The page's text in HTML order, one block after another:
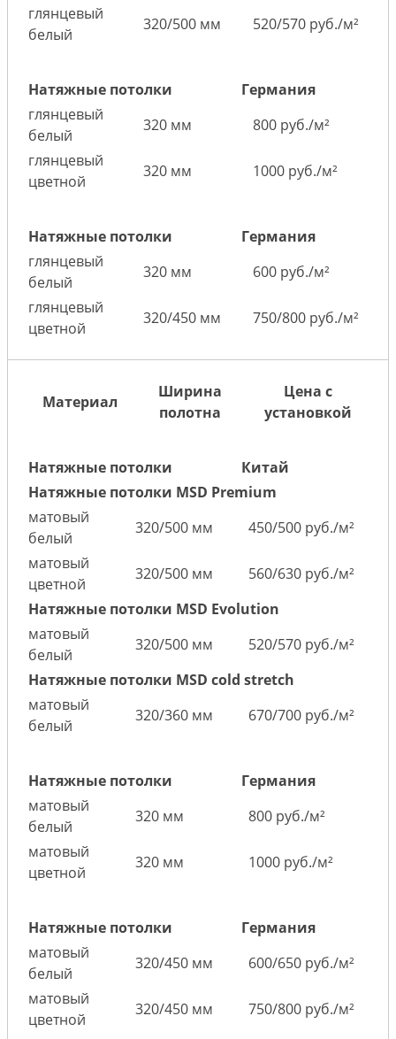
глянцевый
белый
320/500 мм 520/570 руб./м²
Натяжные потолки
Германия
глянцевый
белый
320 мм
800 руб./м²
глянцевый
цветной
320 мм 1000 руб./м²
Натяжные потолки
Германия
глянцевый
белый
320 мм
600 руб./м²
глянцевый
цветной
320/450 мм 750/800 руб./м²
Материал
Ширина
полотна
Цена с
установкой
Натяжные потолки
Китай
Натяжные потолки MSD Premium
матовый
белый
320/500 мм
450/500 руб./м²
матовый
цветной
320/500 мм
560/630 руб./м²
Натяжные потолки MSD Evolution
матовый
белый
320/500 мм
520/570 руб./м²
Натяжные потолки MSD cold stretch
матовый
белый
320/360 мм 670/700 руб./м²
Натяжные потолки
Германия
матовый
белый
320 мм
800 руб./м²
матовый
цветной
320 мм 1000 руб./м²
Натяжные потолки
Германия
матовый
белый
320/450 мм
600/650 руб./м²
матовый
цветной
320/450 мм 750/800 руб./м²